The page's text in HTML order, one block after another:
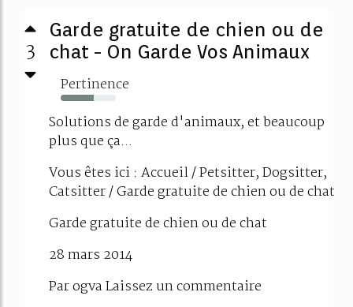
3
Garde gratuite de chien ou de
chat - On Garde Vos Animaux
Pertinence
60%
Solutions de garde d'animaux, et beaucoup
plus que ça...
Vous êtes ici : Accueil / Petsitter, Dogsitter,
Catsitter / Garde gratuite de chien ou de chat
Garde gratuite de chien ou de chat
28 mars 2014
Par ogva Laissez un commentaire